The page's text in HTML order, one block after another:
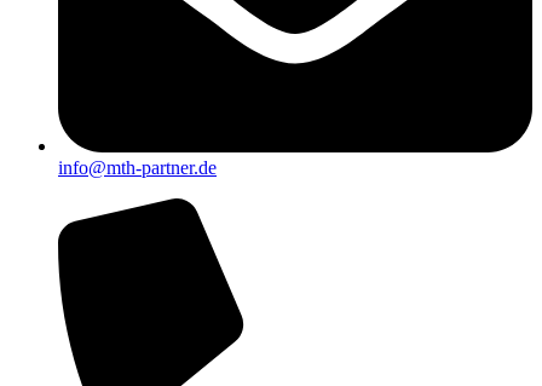
info@mth-partner.de